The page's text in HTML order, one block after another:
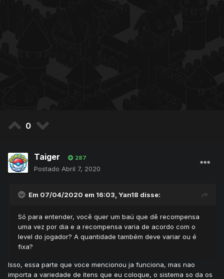
0
Taiger 287
Postado Abril 7, 2020
Em 07/04/2020 em 16:03, Yan18 disse:
Só para entender, você quer um baú que dê recompensa
uma vez por dia e a recompensa varia de acordo com o
level do jogador? A quantidade também deve variar ou é
fixa?
Isso, essa parte que voce mencionou ja funciona, mas nao
importa a variedade de itens que eu coloque, o sistema so da os